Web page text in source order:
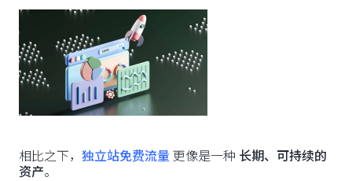
相比之下， 独立站免费流量更像是一种 长期、可持续的
资产。